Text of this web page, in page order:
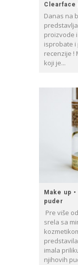
Danas na
proizvode
isprobate i
recenzije !
koji je...
Make up
puder
Pre više
srela sa
imala
njihovih